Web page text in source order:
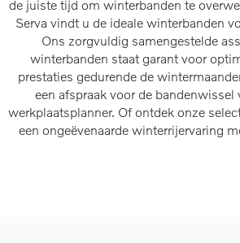
de juiste tijd om winterbanden te
Serva vindt u de ideale winterbanden
Ons zorgvuldig samengestelde
winterbanden staat garant voor
prestaties gedurende de
een afspraak voor de bandenwissel
werkplaatsplanner. Of ontdek onze
een ongeëvenaarde winterrijervaring